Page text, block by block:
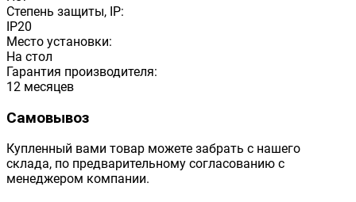
Степень защиты, IP:
IP20
Место установки:
На стол
Гарантия производителя:
12 месяцев
Самовывоз
Купленный вами товар можете забрать с нашего
склада, по предварительному согласованию с
менеджером компании.